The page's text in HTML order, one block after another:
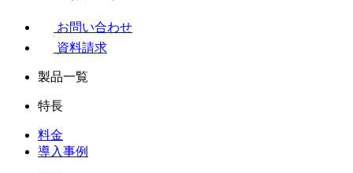
お問い合わせ
資料請求
製品一覧
特長
料金
導入事例